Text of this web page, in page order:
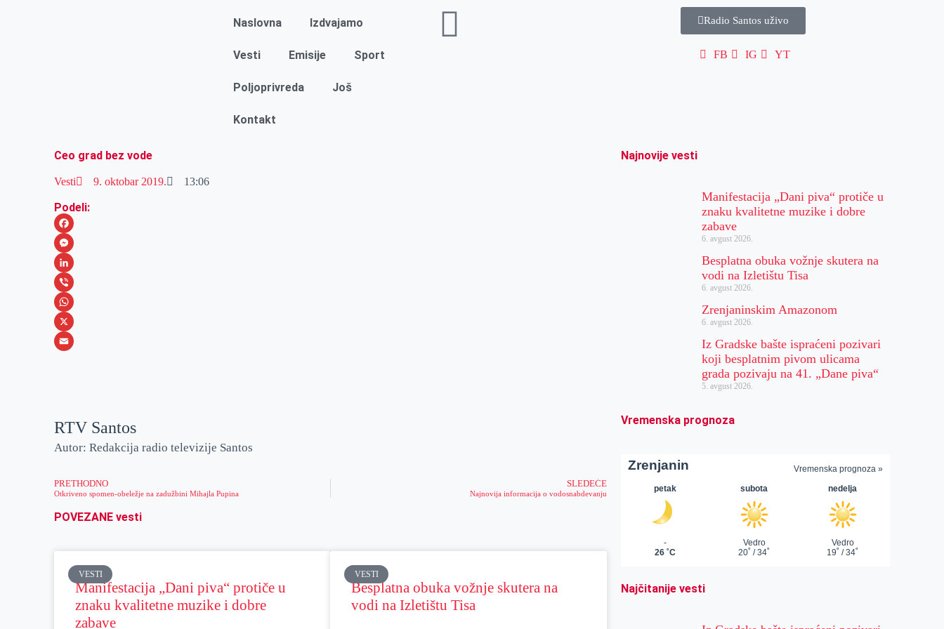
Naslovna Izdvajamo
Vesti Emisije Sport
Poljoprivreda Još
Kontakt
Radio Santos uživo
FB IG YT
Ceo grad bez vode
Vesti 9. oktobar 2019. 13:06
Podeli:
F
a
c
e
b
o
M
e
s
s
e
r
L
i
n
k
n
V
i
b
W
h
A
X
iRTV Santos
Autor: Redakcija radio televizije Santos
PRETHODNO
Otkriveno spomen-obeležje na zadužbini Mihajla Pupina
SLEDEĆE
Najnovija informacija o vodosnabdevanju
POVEZANE vesti
VESTI
Manifestacija „Dani piva“ protiče u
znaku kvalitetne muzike i dobre
zabave
VESTI
Besplatna obuka vožnje skutera na
vodi na Izletištu Tisa
Najnovije vesti
Manifestacija „Dani piva“ protiče u
znaku kvalitetne muzike i dobre
zabave
6. avgust 2026.
Besplatna obuka vožnje skutera na
vodi na Izletištu Tisa
6. avgust 2026.
Zrenjaninskim Amazonom
6. avgust 2026.
Iz Gradske bašte ispraćeni pozivari
koji besplatnim pivom ulicama
grada pozivaju na 41. „Dane piva“
5. avgust 2026.
Vremenska prognoza
Najčitanije vesti